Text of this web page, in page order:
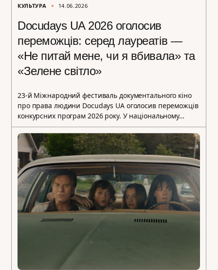
КУЛЬТУРА 14.06.2026
Docudays UA 2026 оголосив
переможців: серед лауреатів —
«Не питай мене, чи я вбивала» та
«Зелене світло»
23-й Міжнародний фестиваль документального кіно
про права людини Docudays UA оголосив переможців
конкурсних програм 2026 року. У національному…